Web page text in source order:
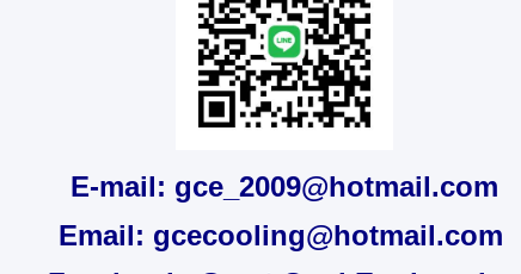
E-mail: gce_2009@hotmail.com
Email: gcecooling@hotmail.com